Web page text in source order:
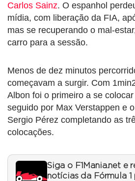
Carlos Sainz. O espanhol
mídia, com liberação da FIA,
mas se recuperando o mal-
carro para a sessão.
Menos de dez minutos
começavam a surgir. Com
Albon foi o primeiro a se
seguido por Max Verstappen e
Sergio Pérez completando as
colocações.
Siga o F1Mania.net e
notícias da Fórmula